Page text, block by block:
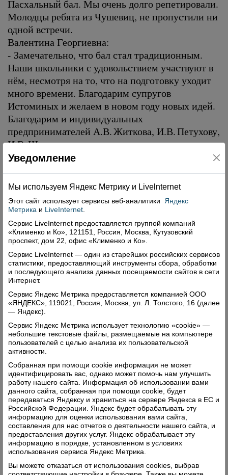
Пасхальный бал. Мы очень долго репетировали.
Молодцы ребята из Чушевиц, не пропустили ни
одной встречи.
Валентина Георгиевна:
- Замечательно, что бал стал традиционным.
Наши школьники с удовольствием участвуют в
нём, несмотря на то, что на подготовку уходит
много времени. Благодарим супругов
Истоминых и желаем в новом году новых идей.
Благодарим и индивидуальных
предпринимателей А.В. Житкова, И.В. Петухову,
И.В. Шадрина, а также администрацию
поселения за спонсорскую помощь.
Поделиться
Комментарии (0)
Оставить комментарий
Уведомление
Мы используем Яндекс Метрику и Livelnternet
Этот сайт использует сервисы веб-аналитики
Яндекс
Метрика и LiveInternet
Сервис LiveInternet предоставляется группой компаний
«Клименко и Ко», 121151, Россия, Москва, Кутузовский
проспект, дом 22, офис «Клименко и Ко».
Сервис LiveInternet — один из старейших российских сервисов
статистики, предоставляющий инструменты сбора, обработки
и последующего анализа данных посещаемости сайтов в сети
Интернет.
Сервис Яндекс Метрика предоставляется компанией ООО
«ЯНДЕКС», 119021, Россия, Москва, ул. Л. Толстого, 16 (далее
— Яндекс).
Сервис Яндекс Метрика использует технологию «cookie» —
небольшие текстовые файлы, размещаемые на компьютере
пользователей с целью анализа их пользовательской
активности.
Собранная при помощи cookie информация не может
идентифицировать вас, однако может помочь нам улучшить
работу нашего сайта. Информация об использовании вами
данного сайта, собранная при помощи cookie, будет
передаваться Яндексу и храниться на сервере Яндекса в ЕС и
Российской Федерации. Яндекс будет обрабатывать эту
информацию для оценки использования вами сайта,
составления для нас отчетов о деятельности нашего сайта, и
предоставления других услуг. Яндекс обрабатывает эту
информацию в порядке, установленном в условиях
использования сервиса Яндекс Метрика.
Вы можете отказаться от использования cookies, выбрав